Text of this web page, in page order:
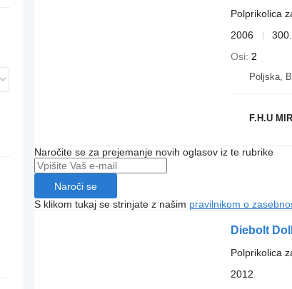
Polprikolica
2006
Osi 2
Poljska,
F.H.U
Naročite se za prejemanje novih oglasov iz te rubrike
Naroči se
S klikom tukaj se strinjate z našim pravilnikom o
Diebolt
Polprikolica
2012